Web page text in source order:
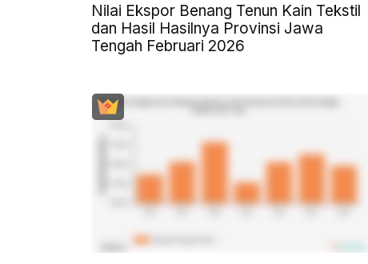
Nilai Ekspor Benang Tenun Kain Tekstil
dan Hasil Hasilnya Provinsi Jawa
Tengah Februari 2026